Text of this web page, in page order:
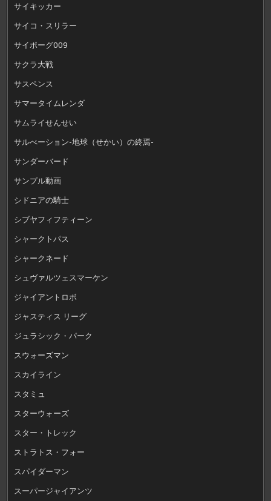
サイキッカー
サイコ・スリラー
サイボーグ009
サクラ大戦
サスペンス
サマータイムレンダ
サムライせんせい
サルべーション-地球（せかい）の終焉-
サンダーバード
サンプル動画
シドニアの騎士
シブヤフィフティーン
シャークトパス
シャークネード
シュヴァルツェスマーケン
ジャイアントロボ
ジャスティス リーグ
ジュラシック・パーク
スウォーズマン
スカイライン
スタミュ
スターウォーズ
スター・トレック
ストラトス・フォー
スパイダーマン
スーパージャイアンツ